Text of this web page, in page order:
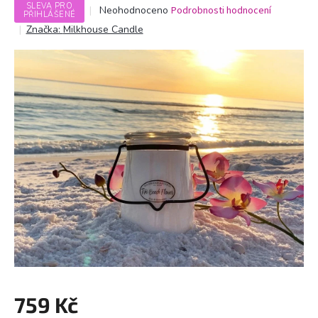
SLEVA PRO
PŘIHLÁŠENÉ
Průměrné
hodnocení
produktu
je
5
hvězdiček.
Neohodnoceno Podrobnosti hodnocení
Značka: Milkhouse Candle
759 Kč